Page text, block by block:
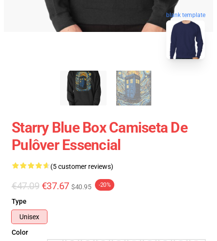
blank template
Starry Blue Box Camiseta De
Pulôver Essencial
(5 customer reviews)
€47.09 €37.67 $40.95 -20%
Type
Unisex
Color